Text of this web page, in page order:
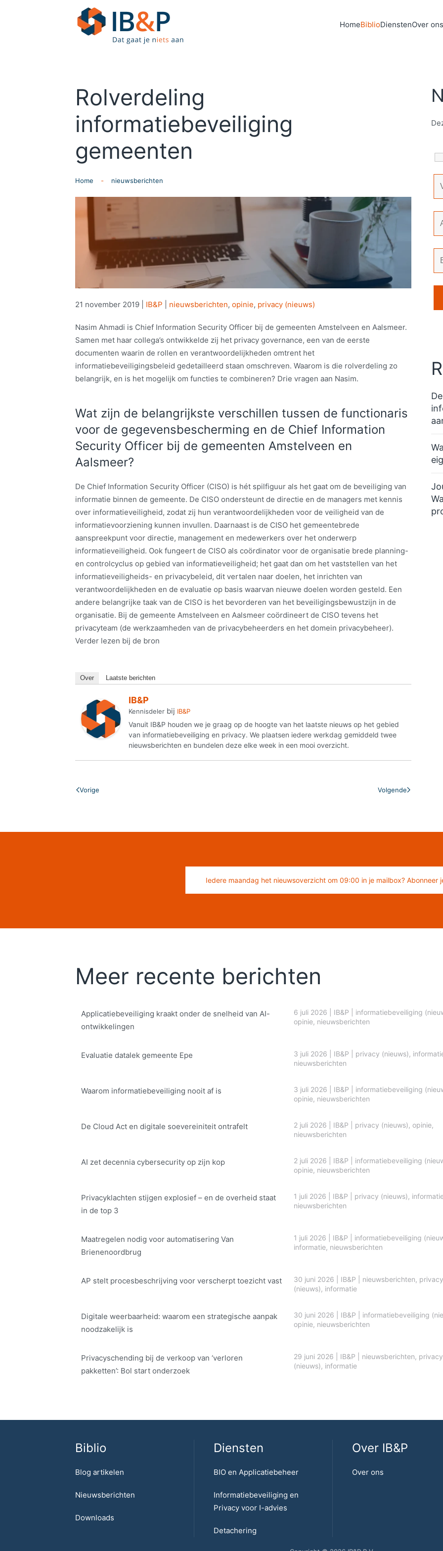
Skip to main content HomeBiblioDienstenOver ons
Rolverdeling
informatiebeveiliging
gemeenten
Home nieuwsberichten
21 november 2019 IB&P nieuwsberichten, opinie, privacy (nieuws)
Nasim Ahmadi is Chief Information Security Officer bij de gemeenten Amstelveen en Aalsmeer.
Samen met haar collega’s ontwikkelde zij het privacy governance, een van de eerste
documenten waarin de rollen en verantwoordelijkheden omtrent het
informatiebeveiligingsbeleid gedetailleerd staan omschreven. Waarom is die rolverdeling zo
belangrijk, en is het mogelijk om functies te combineren? Drie vragen aan Nasim.
Wat zijn de belangrijkste verschillen tussen de functionaris
voor de gegevensbescherming en de Chief Information
Security Officer bij de gemeenten Amstelveen en
Aalsmeer?
De Chief Information Security Officer (CISO) is hét spilfiguur als het gaat om de beveiliging van
informatie binnen de gemeente. De CISO ondersteunt de directie en de managers met kennis
over informatieveiligheid, zodat zij hun verantwoordelijkheden voor de veiligheid van de
informatievoorziening kunnen invullen. Daarnaast is de CISO het gemeentebrede
aanspreekpunt voor directie, management en medewerkers over het onderwerp
informatieveiligheid. Ook fungeert de CISO als coördinator voor de organisatie brede planning-
en controlcyclus op gebied van informatieveiligheid; het gaat dan om het vaststellen van het
informatieveiligheids- en privacybeleid, dit vertalen naar doelen, het inrichten van
verantwoordelijkheden en de evaluatie op basis waarvan nieuwe doelen worden gesteld. Een
andere belangrijke taak van de CISO is het bevorderen van het beveiligingsbewustzijn in de
organisatie. Bij de gemeente Amstelveen en Aalsmeer coördineert de CISO tevens het
privacyteam (de werkzaamheden van de privacybeheerders en het domein privacybeheer).
Verder lezen bij de bron
Over Laatste berichten
IB&P
Kennisdeler bij IB&P
Vanuit IB&P houden we je graag op de hoogte van het laatste nieuws op het gebied
van informatiebeveiliging en privacy. We plaatsen iedere werkdag gemiddeld twee
nieuwsberichten en bundelen deze elke week in een mooi overzicht.
Vorige Volgende
Iedere maandag het nieuwsoverzicht om 09:00 in je mailbox? Abonneer
Meer recente berichten
Applicatiebeveiliging kraakt onder de snelheid van AI-
ontwikkelingen
6 juli 2026 IB&P
informatiebeveiliging
opinie, nieuwsberichten
Evaluatie datalek gemeente Epe 3 juli 2026 IB&P privacy (nieuws),
nieuwsberichten
Waarom informatiebeveiliging nooit af is 3 juli 2026 IB&P
informatiebeveiliging
opinie, nieuwsberichten
De Cloud Act en digitale soe­ve­rei­ni­teit ontrafelt 2 juli 2026 IB&P privacy (nieuws), opinie,
nieuwsberichten
AI zet decennia cybersecurity op zijn kop 2 juli 2026 IB&P
informatiebeveiliging
opinie, nieuwsberichten
Privacyklachten stijgen explosief – en de overheid staat
in de top 3
1 juli 2026 IB&P privacy (nieuws),
nieuwsberichten
Maatregelen nodig voor automatisering Van
Brienenoordbrug
1 juli 2026 IB&P
informatiebeveiliging
informatie, nieuwsberichten
AP stelt procesbeschrijving voor verscherpt toezicht vast 30 juni 2026 IB&P nieuwsberichten, privacy
(nieuws), informatie
Digitale weerbaarheid: waarom een strategische aanpak
noodzakelijk is
30 juni 2026 IB&P
informatiebeveiliging
opinie, nieuwsberichten
Privacyschending bij de verkoop van ‘verloren
pakketten’: Bol start onderzoek
29 juni 2026 IB&P nieuwsberichten, privacy
(nieuws), informatie
Biblio
Blog artikelen
Nieuwsberichten
Downloads
Diensten
BIO en Applicatiebeheer
Informatiebeveiliging en
Privacy voor I-advies
Detachering
Over IB&P
Over ons